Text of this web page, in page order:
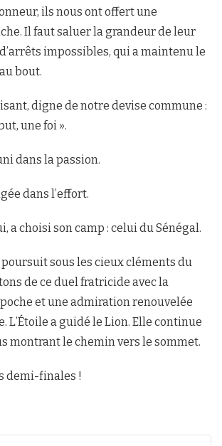
ils nous ont offert une
Il faut saluer la grandeur de leur
impossibles, qui a maintenu le
bout.
digne de notre devise commune :
une foi ».
dans la passion.
dans l’effort.
a choisi son camp : celui du Sénégal.
sous les cieux cléments du
de ce duel fratricide avec la
et une admiration renouvelée
L’Étoile a guidé le Lion. Elle continue
montrant le chemin vers le sommet.
demi-finales !